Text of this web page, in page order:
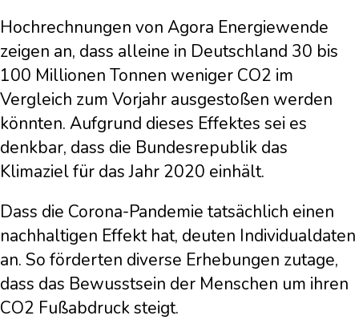
Hochrechnungen von Agora Energiewende
zeigen an, dass alleine in Deutschland 30 bis
100 Millionen Tonnen weniger CO2 im
Vergleich zum Vorjahr ausgestoßen werden
könnten. Aufgrund dieses Effektes sei es
denkbar, dass die Bundesrepublik das
Klimaziel für das Jahr 2020 einhält.
Dass die Corona-Pandemie tatsächlich einen
nachhaltigen Effekt hat, deuten Individualdaten
an. So förderten diverse Erhebungen zutage,
dass das Bewusstsein der Menschen um ihren
CO2 Fußabdruck steigt.